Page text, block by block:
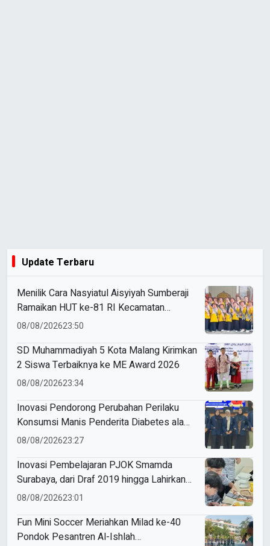
Update Terbaru
Menilik Cara Nasyiatul Aisyiyah Sumberaji
Ramaikan HUT ke-81 RI Kecamatan
Sukodadi
08/08/202623:50
SD Muhammadiyah 5 Kota Malang Kirimkan
2 Siswa Terbaiknya ke ME Award 2026
08/08/202623:34
Inovasi Pendorong Perubahan Perilaku
Konsumsi Manis Penderita Diabetes ala
Mahasiswa Unesa
08/08/202623:27
Inovasi Pembelajaran PJOK Smamda
Surabaya, dari Draf 2019 hingga Lahirkan
Modul Gizi Digital
08/08/202623:01
Fun Mini Soccer Meriahkan Milad ke-40
Pondok Pesantren Al-Ishlah